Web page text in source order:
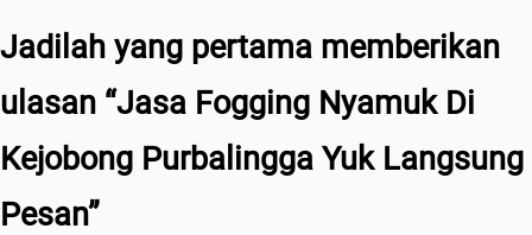
Jadilah yang pertama memberikan
ulasan “Jasa Fogging Nyamuk Di
Kejobong Purbalingga Yuk Langsung
Pesan”